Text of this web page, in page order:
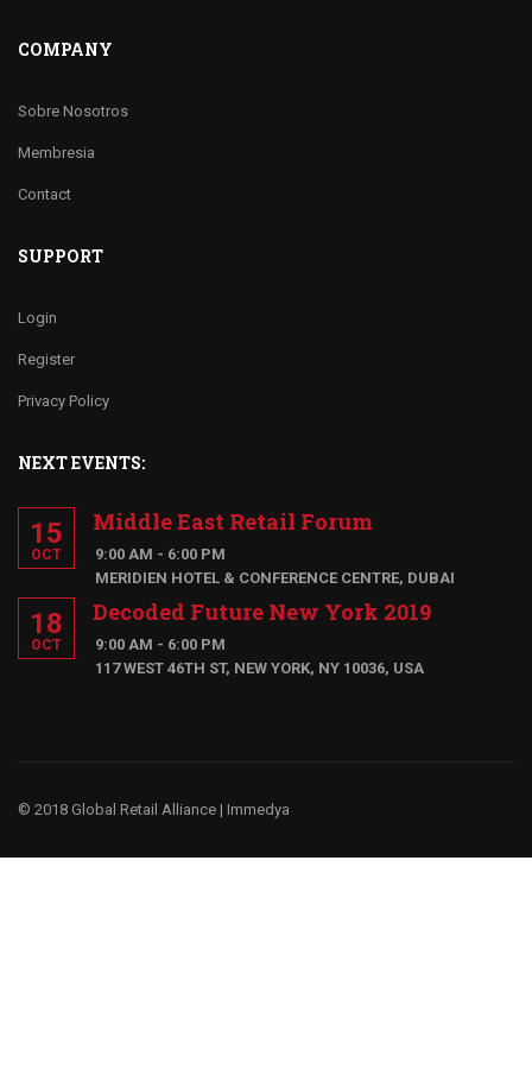
COMPANY
Sobre Nosotros
Membresia
Contact
SUPPORT
Login
Register
Privacy Policy
NEXT EVENTS:
15
OCT
Middle East Retail Forum
9:00 AM - 6:00 PM
MERIDIEN HOTEL & CONFERENCE CENTRE, DUBAI
18
OCT
Decoded Future New York 2019
9:00 AM - 6:00 PM
117 WEST 46TH ST, NEW YORK, NY 10036, USA
© 2018 Global Retail Alliance | Immedya